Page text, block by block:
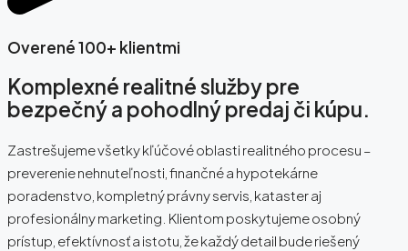
Overené 100+ klientmi
Komplexné realitné služby pre
bezpečný a pohodlný predaj či kúpu.
Zastrešujeme všetky kľúčové oblasti realitného procesu –
preverenie nehnuteľnosti, finančné a hypotekárne
poradenstvo, kompletný právny servis, kataster aj
profesionálny marketing. Klientom poskytujeme osobný
prístup, efektívnosť a istotu, že každý detail bude riešený